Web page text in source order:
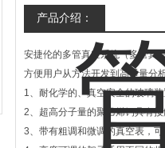
产品介绍：
安捷伦的多管真空系统（多管真
方便用户从方法开发到高通量分
1、耐化学的、真空安全的玻璃
2、超高分子量的聚乙烯钙具有
3、带有粗调和微调的真空表，